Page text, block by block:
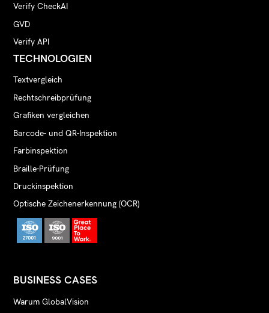
Verify CheckAI
GVD
Verify API
TECHNOLOGIEN
Textvergleich
Rechtschreibprüfung
Grafiken vergleichen
Barcode- und QR-Inspektion
Farbinspektion
Braille-Prüfung
Druckinspektion
Optische Zeichenerkennung (OCR)
BUSINESS CASES
Warum GlobalVision